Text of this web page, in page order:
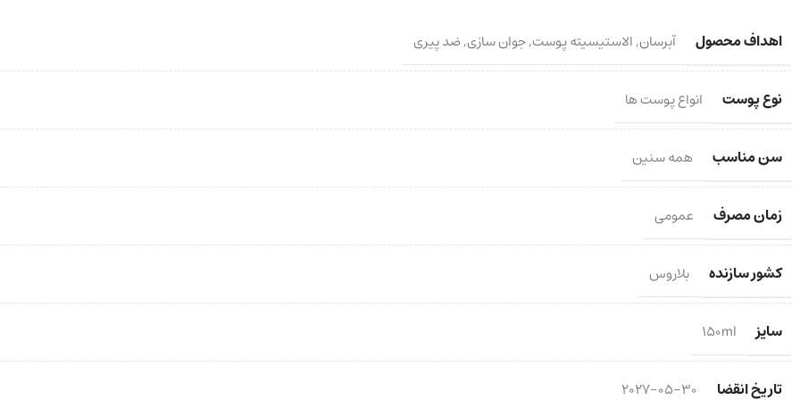
اهداف محصول آبرسان,الاستیسیته پوست,جوان سازی,ضد پیری
نوع پوست انواع پوست ها
سن مناسب همه سنین
زمان مصرف عمومی
کشور سازنده بلاروس
سایز 150ml
تاریخ انقضا 2027-05-30